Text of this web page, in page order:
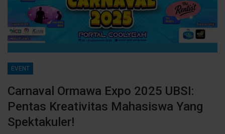
EVENT
Carnaval Ormawa Expo 2025 UBSI:
Pentas Kreativitas Mahasiswa Yang
Spektakuler!